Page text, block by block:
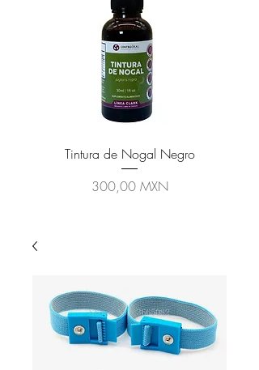
Tintura de Nogal Negro
Precio
300,00 MXN